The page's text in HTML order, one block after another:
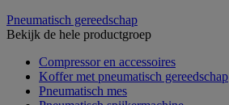
Pneumatisch gereedschap
Bekijk de hele productgroep
Compressor en accessoires
Koffer met pneumatisch gereedschap
Pneumatisch mes